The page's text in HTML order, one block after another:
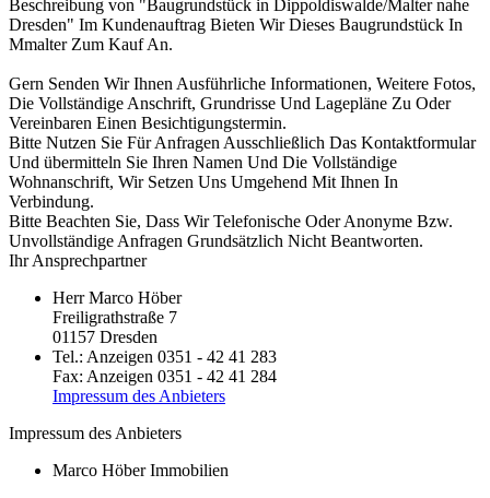
Beschreibung von "Baugrundstück in Dippoldiswalde/Malter nahe
Dresden" Im Kundenauftrag Bieten Wir Dieses Baugrundstück In
Mmalter Zum Kauf An.
Gern Senden Wir Ihnen Ausführliche Informationen, Weitere Fotos,
Die Vollständige Anschrift, Grundrisse Und Lagepläne Zu Oder
Vereinbaren Einen Besichtigungstermin.
Bitte Nutzen Sie Für Anfragen Ausschließlich Das Kontaktformular
Und übermitteln Sie Ihren Namen Und Die Vollständige
Wohnanschrift, Wir Setzen Uns Umgehend Mit Ihnen In
Verbindung.
Bitte Beachten Sie, Dass Wir Telefonische Oder Anonyme Bzw.
Unvollständige Anfragen Grundsätzlich Nicht Beantworten.
Ihr Ansprechpartner
Herr Marco Höber
Freiligrathstraße 7
01157 Dresden
Tel.: Anzeigen 0351 - 42 41 283
Fax: Anzeigen 0351 - 42 41 284
Impressum des Anbieters
Impressum des Anbieters
Marco Höber Immobilien